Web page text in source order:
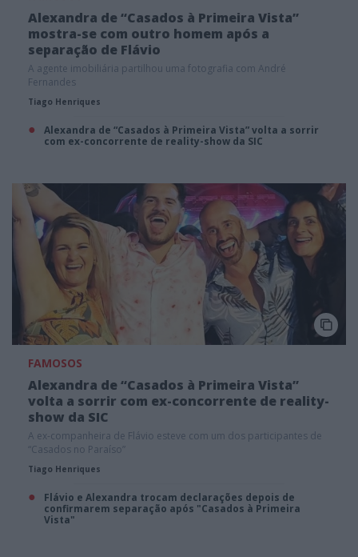
Alexandra de “Casados à Primeira Vista”
mostra-se com outro homem após a
separação de Flávio
A agente imobiliária partilhou uma fotografia com André
Fernandes
Tiago Henriques
Alexandra de “Casados à Primeira Vista” volta a sorrir
com ex-concorrente de reality-show da SIC
FAMOSOS
Alexandra de “Casados à Primeira Vista”
volta a sorrir com ex-concorrente de reality-
show da SIC
A ex-companheira de Flávio esteve com um dos participantes de
“Casados no Paraíso”
Tiago Henriques
Flávio e Alexandra trocam declarações depois de
confirmarem separação após "Casados à Primeira
Vista"